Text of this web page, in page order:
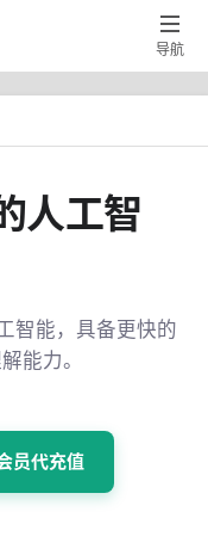

导航
人工智
智能，具备更快的
能力。
员代充值